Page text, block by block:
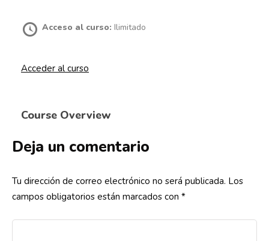
Acceso al curso: Ilimitado
Acceder al curso
Course Overview
Deja un comentario
Tu dirección de correo electrónico no será publicada. Los
campos obligatorios están marcados con *